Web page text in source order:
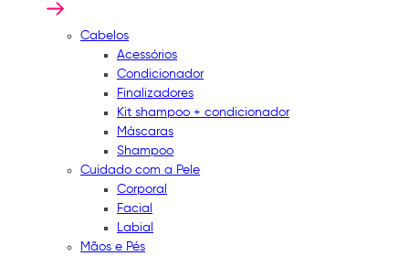
Cabelos
Acessórios
Condicionador
Finalizadores
Kit shampoo + condicionador
Máscaras
Shampoo
Cuidado com a Pele
Corporal
Facial
Labial
Mãos e Pés